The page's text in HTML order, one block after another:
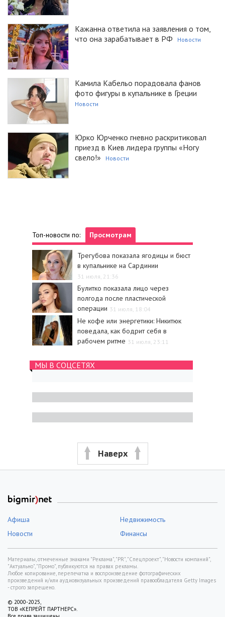
Кажанна ответила на заявления о том,
что она зарабатывает в РФ
Новости
Камила Кабельо порадовала фанов
фото фигуры в купальнике в Греции
Новости
Юрко Юрченко гневно раскритиковал
приезд в Киев лидера группы «Ногу
свело!»
Новости
Топ-новости по: Просмотрам
Трегубова показала ягодицы и бюст
в купальнике на Сардинии
31 июля, 21:36
Булитко показала лицо через
полгода после пластической
операции 31 июля, 18:04
Не кофе или энергетики: Никитюк
поведала, как бодрит себя в
рабочем ритме 31 июля, 23:11
МЫ В СОЦСЕТЯХ
Наверх
Афиша
Недвижимость
Новости
Финансы
Материалы, отмеченные знаками "Реклама", "PR", "Спецпроект", "Новости компаний",
"Актуально", "Промо", публикуются на правах рекламы.
Любое копирование, перепечатка и воспроизведение фотографических
произведений и/или аудиовизуальных произведений правообладателя Getty Images
- строго запрещено.
© 2000-2025,
ТОВ «КЕПРЕЙТ ПАРТНЕРС».